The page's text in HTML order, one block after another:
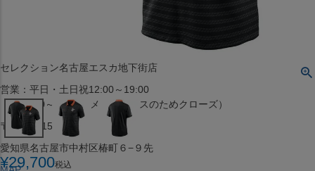
セレクション名古屋エスカ地下街店
営業：平日・土日祝12:00～19:00
（※15:00～16:00はメンテナンスのためクローズ）
〒453-0015
愛知県名古屋市中村区椿町６−９先
¥29,700税込